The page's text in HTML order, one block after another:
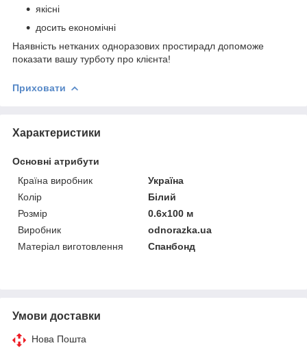
якісні
досить економічні
Наявність нетканих одноразових простирадл допоможе
показати вашу турботу про клієнта!
Приховати
Характеристики
Основні атрибути
Країна виробник
Україна
Колір
Білий
Розмір
0.6х100 м
Виробник
odnorazka.ua
Матеріал виготовлення
Спанбонд
Умови доставки
Нова Пошта